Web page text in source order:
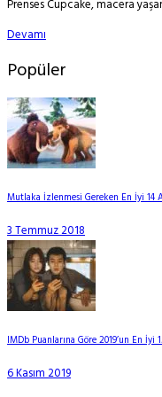
Prenses Cupcake, macera
Devamı
Popüler
Mutlaka İzlenmesi Gereken En İyi 14
3 Temmuz 2018
IMDb Puanlarına Göre 2019’un En İyi
6 Kasım 2019